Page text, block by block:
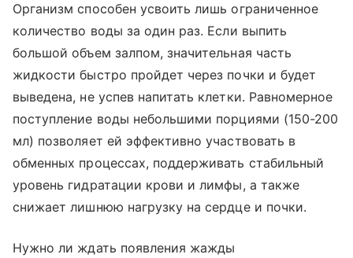
Организм способен усвоить лишь ограниченное
количество воды за один раз. Если выпить
большой объем залпом, значительная часть
жидкости быстро пройдет через почки и будет
выведена, не успев напитать клетки. Равномерное
поступление воды небольшими порциями (150-200
мл) позволяет ей эффективно участвовать в
обменных процессах, поддерживать стабильный
уровень гидратации крови и лимфы, а также
снижает лишнюю нагрузку на сердце и почки.
Нужно ли ждать появления жажды